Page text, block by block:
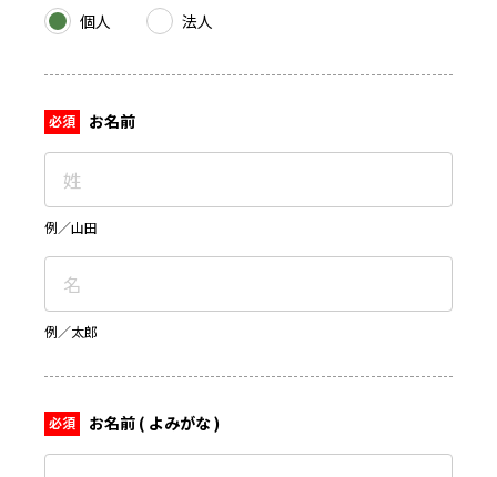
個人 法人
お名前
例／山田
例／太郎
お名前 ( よみがな )